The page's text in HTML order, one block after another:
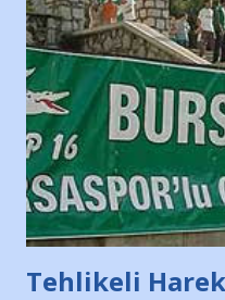
Tehlikeli